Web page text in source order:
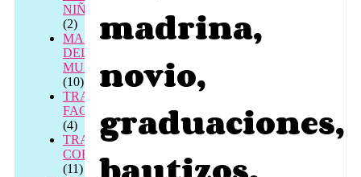
madrina,
novio,
graduaciones,
NIÑOS
(2)
MASAJES
DEL
MUNDO
(10)
TRATAMIENTOS
FACIALES
(4)
TRATAMIENTOS
CORPORALES
(11)